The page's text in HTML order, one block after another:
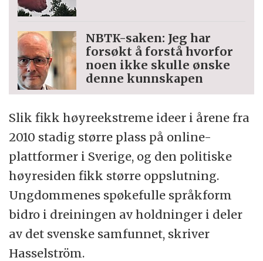
NBTK-saken: Jeg har
forsøkt å forstå hvorfor
noen ikke skulle ønske
denne kunnskapen
Slik fikk høyreekstreme ideer i årene fra
2010 stadig større plass på online-
plattformer i Sverige, og den politiske
høyresiden fikk større oppslutning.
Ungdommenes spøkefulle språkform
bidro i dreiningen av holdninger i deler
av det svenske samfunnet, skriver
Hasselström.